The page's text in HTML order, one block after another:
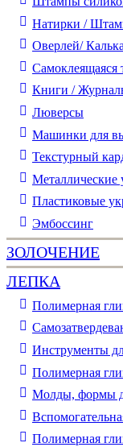
Натирки /
Оверлей/ Калька
Самоклеящаяся
Книги /
Люверсы
Машинки для
Текстурный
Металлические
Пластиковые
Эмбоссинг
ЗОЛОЧЕНИЕ
ЛЕПКА
Полимерная
Инструменты
Полимерная
Молды, формы
Полимерная